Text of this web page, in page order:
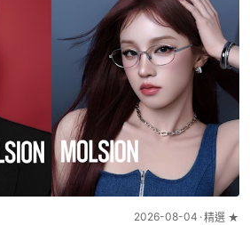
2026-08-04 精選 ★